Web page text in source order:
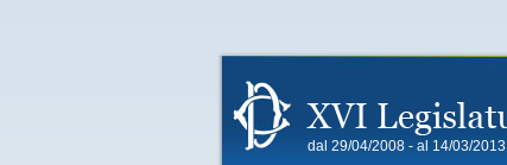
dal 29/04/2008 - al 14/03/2013